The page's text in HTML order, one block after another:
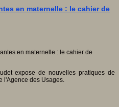
en maternelle : le cahier de
expose de nouvelles pratiques de
l'Agence des Usages.